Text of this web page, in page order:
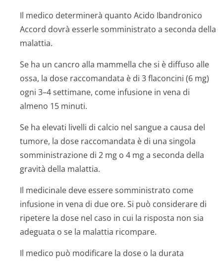
Il medico determinerà quanto Acido Ibandronico
Accord dovrà esserle somministrato a seconda della
malattia.
Se ha un cancro alla mammella che si è diffuso alle
ossa, la dose raccomandata è di 3 flaconcini (6 mg)
ogni 3–4 settimane, come infusione in vena di
almeno 15 minuti.
Se ha elevati livelli di calcio nel sangue a causa del
tumore, la dose raccomandata è di una singola
somministrazione di 2 mg o 4 mg a seconda della
gravità della malattia.
Il medicinale deve essere somministrato come
infusione in vena di due ore. Si può considerare di
ripetere la dose nel caso in cui la risposta non sia
adeguata o se la malattia ricompare.
Il medico può modificare la dose o la durata